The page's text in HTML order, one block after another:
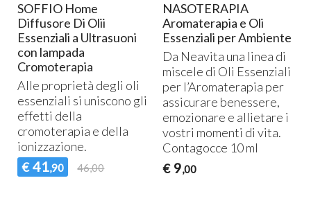
SOFFIO Home
Diffusore Di Olii
Essenziali a Ultrasuoni
con lampada
Cromoterapia
Alle proprietà degli oli
essenziali si uniscono gli
effetti della
cromoterapia e della
ionizzazione.
€ 41,90 46,00
NASOTERAPIA
Aromaterapia e Oli
Essenziali per Ambiente
Da Neavita una linea di
miscele di Oli Essenziali
per l’Aromaterapia per
assicurare benessere,
emozionare e allietare i
vostri momenti di vita.
Contagocce 10 ml
€ 9,00